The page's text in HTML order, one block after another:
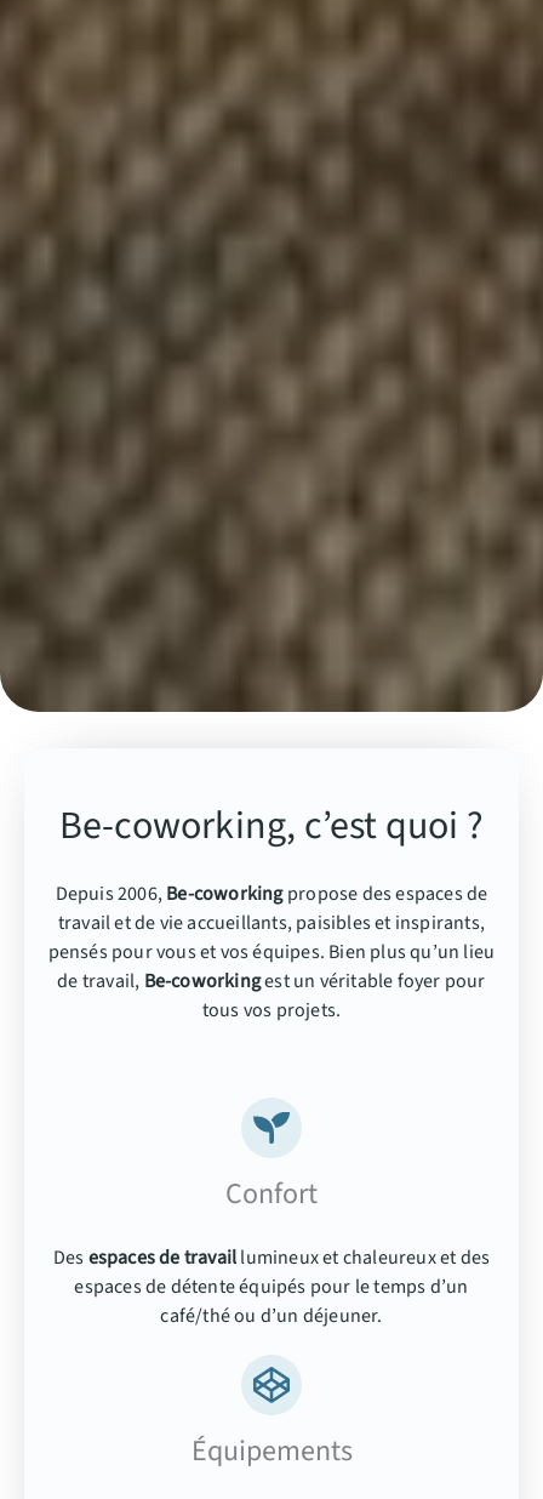
Be-coworking, c’est quoi ?
Depuis 2006,Be-coworkingpropose des espaces de
travail et de vie accueillants, paisibles et inspirants,
pensés pour vous et vos équipes. Bien plus qu’un lieu
de travail, Be-coworkingest un véritable foyer pour
tous vos projets.
Confort
Desespaces de travaillumineux et chaleureux et des
espaces de détente équipés pour le temps d’un
café/thé ou d’un déjeuner.
Équipements